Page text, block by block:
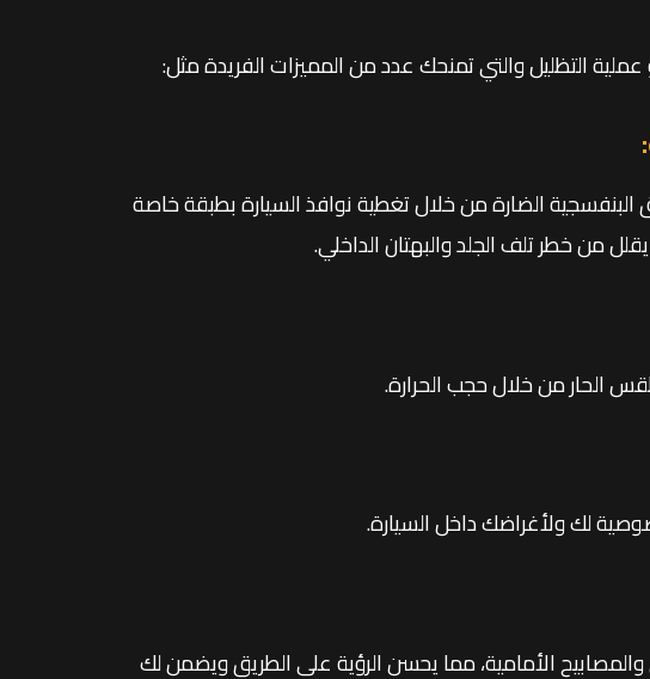
التظليل والتي تمنحك عدد من المميزات الفريدة مثل:
الضارة من خلال تغطية نوافذ السيارة بطبقة خاصة
من خطر تلف الجلد والبهتان الداخلي.
الحار من خلال حجب الحرارة.
لك ولأغراضك داخل السيارة.
الأمامية، مما يحسن الرؤية على الطريق ويضمن لك